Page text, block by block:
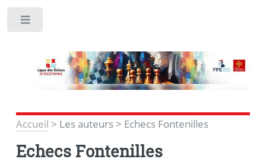
Accueil > Les auteurs> Echecs Fontenilles
Echecs Fontenilles